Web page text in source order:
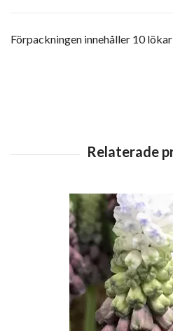
Förpackningen innehåller 10 lökar